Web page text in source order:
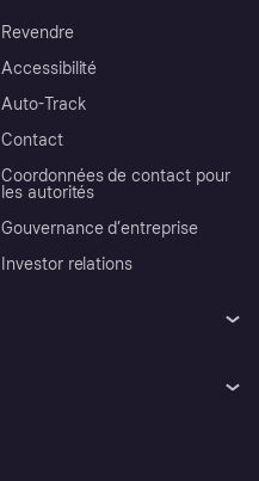
Revendre
Accessibilité
Auto-Track
Contact
Coordonnées de contact pour
les autorités
Gouvernance d’entreprise
Investor relations